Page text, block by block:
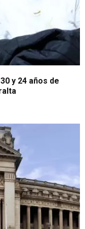
y 24 años de